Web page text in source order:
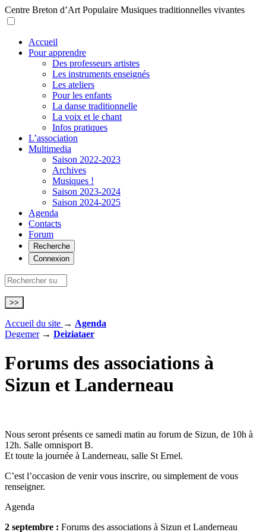
Centre Breton d’Art Populaire Musiques traditionnelles vivantes
Accueil
Pour apprendre
Des professeurs artistes
Les instruments enseignés
Les ateliers
Pour les enfants
La danse traditionnelle
La voix et le chant
Infos pratiques
L’association
Multimedia
Saison 2022-2023
Archives
Musiques !
Saison 2023-2024
Saison 2024-2025
Agenda
Contacts
Forum
Recherche
Connexion
Accueil du site → Agenda
Degemer → Deiziataer
Forums des associations à
Sizun et Landerneau
Nous seront présents ce samedi matin au forum de Sizun, de 10h à
12h. Salle omnisport B.
Et toute la journée à Landerneau, salle St Ernel.
C’est l’occasion de venir vous inscrire, ou simplement de vous
renseigner.
Agenda
2 septembre : Forums des associations à Sizun et Landerneau